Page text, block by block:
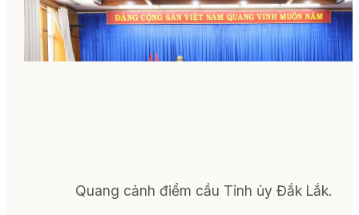
Quang cảnh điểm cầu Tỉnh ủy Đắk Lắk.